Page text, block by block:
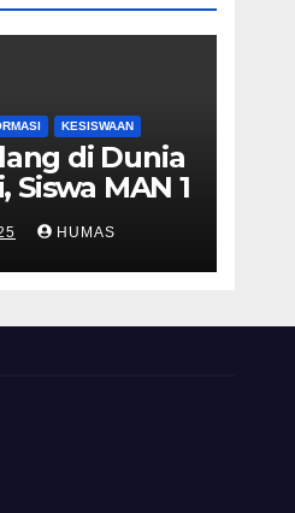
KESISWAAN
di Dunia
Siswa MAN 1
Raih
Putri Duta
HUMAS